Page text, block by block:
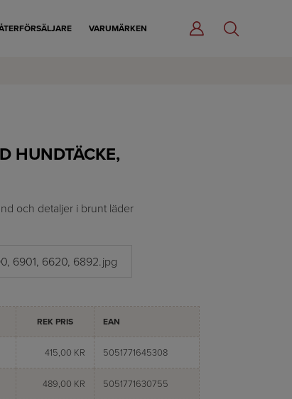
VARUMÄRKEN
HUNDTÄCKE,
och detaljer i brunt läder
6901, 6620, 6892.jpg
REK PRIS EAN
415,00 KR 5051771645308
489,00 KR 5051771630755